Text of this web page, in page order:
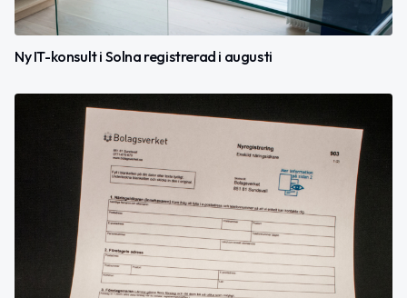
Ny IT-konsult i Solna registrerad i augusti